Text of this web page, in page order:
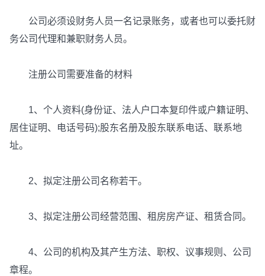
公司必须设财务人员一名记录账务，或者也可以委托财
务公司代理和兼职财务人员。
注册公司需要准备的材料
1、个人资料(身份证、法人户口本复印件或户籍证明、
居住证明、电话号码);股东名册及股东联系电话、联系地
址。
2、拟定注册公司名称若干。
3、拟定注册公司经营范围、租房房产证、租赁合同。
4、公司的机构及其产生方法、职权、议事规则、公司
章程。